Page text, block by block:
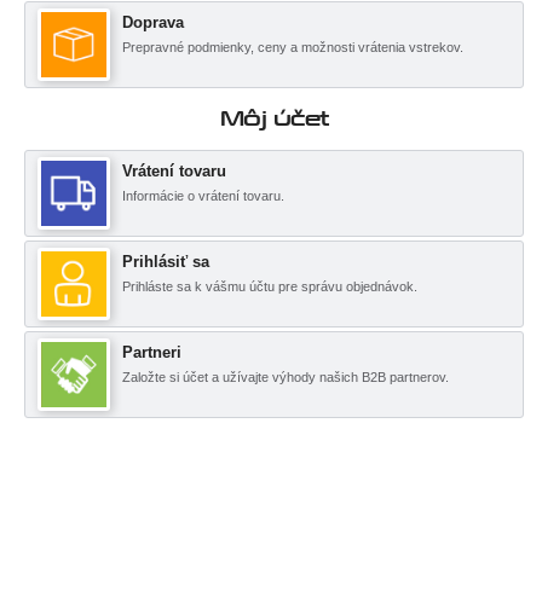
Doprava
Prepravné podmienky, ceny a možnosti vrátenia vstrekov.
Môj účet
Vrátení tovaru
Informácie o vrátení tovaru.
Prihlásiť sa
Prihláste sa k vášmu účtu pre správu objednávok.
Partneri
Založte si účet a užívajte výhody našich B2B partnerov.